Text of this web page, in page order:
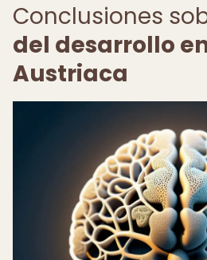
Conclusiones
del desarrollo
Austriaca